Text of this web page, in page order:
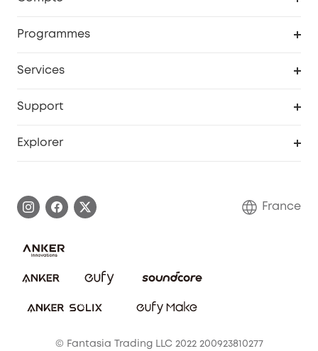
Programmes
Services
Support
Annuler la commande
Explorer
Communauté eufy Security
France
© Fantasia Trading LLC 2022 200923810277